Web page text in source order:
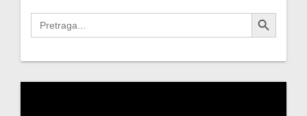
Search
for:
Search Button